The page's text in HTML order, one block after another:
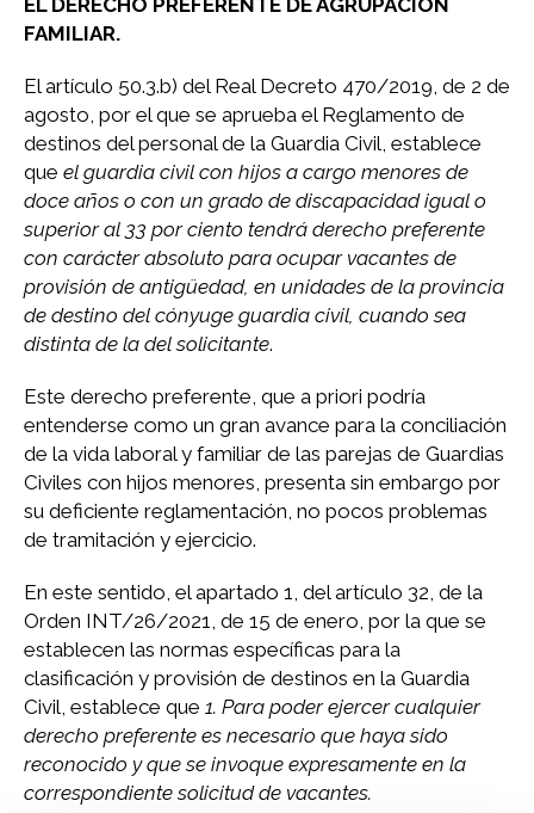
FAMILIAR.
El artículo 50.3.b) del Real Decreto 470/2019, de 2 de
agosto, por el que se aprueba el Reglamento de
destinos del personal de la Guardia Civil, establece
que el guardia civil con hijos a cargo menores de
doce años o con un grado de discapacidad igual o
superior al 33 por ciento tendrá derecho preferente
con carácter absoluto para ocupar vacantes de
provisión de antigüedad, en unidades de la provincia
de destino del cónyuge guardia civil, cuando sea
distinta de la del solicitante.
Este derecho preferente, que a priori podría
entenderse como un gran avance para la conciliación
de la vida laboral y familiar de las parejas de Guardias
Civiles con hijos menores, presenta sin embargo por
su deficiente reglamentación, no pocos problemas
de tramitación y ejercicio.
En este sentido, el apartado 1, del artículo 32, de la
Orden INT/26/2021, de 15 de enero, por la que se
establecen las normas específicas para la
clasificación y provisión de destinos en la Guardia
Civil, establece que 1. Para poder ejercer cualquier
derecho preferente es necesario que haya sido
reconocido y que se invoque expresamente en la
correspondiente solicitud de vacantes.